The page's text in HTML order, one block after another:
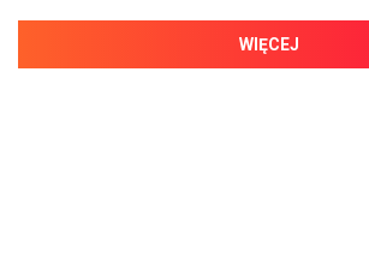
WIĘCEJ